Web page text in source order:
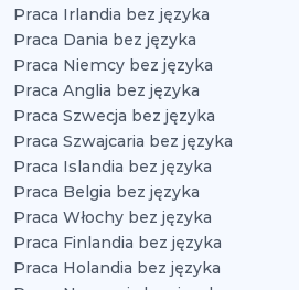
Praca Irlandia bez języka
Praca Dania bez języka
Praca Niemcy bez języka
Praca Anglia bez języka
Praca Szwecja bez języka
Praca Szwajcaria bez języka
Praca Islandia bez języka
Praca Belgia bez języka
Praca Włochy bez języka
Praca Finlandia bez języka
Praca Holandia bez języka